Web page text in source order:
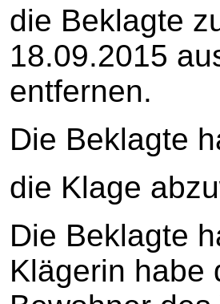
die Beklagte
18.09.2015
entfernen.
Die Beklagte
die Klage
Die Beklagte
Klägerin habe